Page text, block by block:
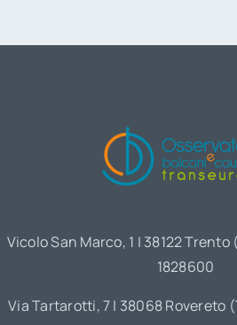
Vicolo San Marco, 1 | 38122 Trento
1828600
Via Tartarotti, 7 | 38068 Rovereto